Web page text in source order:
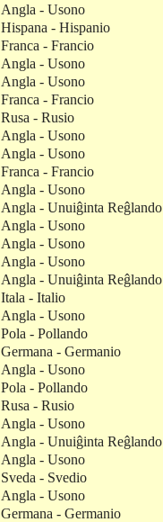
Angla - Usono
Hispana - Hispanio
Franca - Francio
Angla - Usono
Angla - Usono
Franca - Francio
Rusa - Rusio
Angla - Usono
Angla - Usono
Franca - Francio
Angla - Usono
Angla - Unuiĝinta Reĝlando
Angla - Usono
Angla - Usono
Angla - Usono
Angla - Unuiĝinta Reĝlando
Itala - Italio
Angla - Usono
Pola - Pollando
Germana - Germanio
Angla - Usono
Pola - Pollando
Rusa - Rusio
Angla - Usono
Angla - Unuiĝinta Reĝlando
Angla - Usono
Sveda - Svedio
Angla - Usono
Germana - Germanio